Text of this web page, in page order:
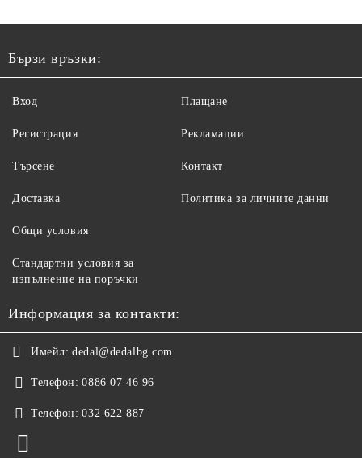
Бързи връзки:
Вход
Регистрация
Търсене
Доставка
Плащане
Рекламации
Контакт
Политика за личните данни
Общи условия
Стандартни условия за
изпълнение на поръчки
Информация за контакти:
Имейл: dedal@dedalbg.com
Телефон: 0886 07 46 96
Телефон: 032 622 887